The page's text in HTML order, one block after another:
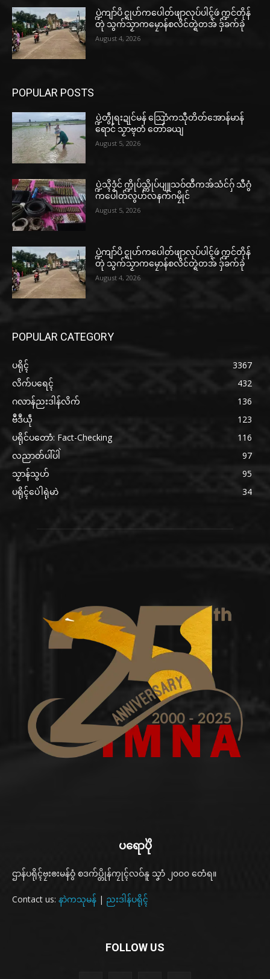
ပ္ဍဲကျာ်ပိ င္ရုဟ်ကပေါတ်ဖျာလုပ်ပါၚ်ဖဴ က္ဍင်တိုန်
တုဲ သွက်သၟာကမၠောန်စလိင်တ္ရဲတအ် ဒှ်ခက်ခုဲ
August 4, 2026
POPULAR POSTS
ပ္ဍဲတွဵုရးဍုင်မန် သြောံကသီုတိတ်အောန်မာန်
ရောင် သၟာဗ္ၚတံ တော်ခယျ
August 5, 2026
ပ္ဍဲသ္ၚိဒၟံင် က္ဍိုပ်သ္ကိုပ်ပျူသဝ်ထဳကအ်သံင်ဂှ် သီဂွံ
ကပေါတ်လွဟ်လနက်ဂမၠိုင်
August 5, 2026
ပ္ဍဲကျာ်ပိ င္ရုဟ်ကပေါတ်ဖျာလုပ်ပါၚ်ဖဴ က္ဍင်တိုန်
တုဲ သွက်သၟာကမၠောန်စလိင်တ္ရဲတအ် ဒှ်ခက်ခုဲ
August 4, 2026
POPULAR CATEGORY
ပရိုၚ်
3367
လိက်ပရေၚ်
432
ဂလာန်ညးဒါန်လိက်
136
ဗဳဒဳယဵု
123
ပရိုင်ပတောံ: Fact-Checking
116
လညာတ်ပါ်ပါဲ
97
သၟာန်သွဟ်
95
ပရိုၚ်ပေဲါရုဲမာဲ
34
ပရောပိုဲ
ဌာန်ပရိုၚ်ဗၠးၜးမန်ဝွံ စဒက်ပ္တိုန်ကၠုၚ်လဝ်နူ သၞာံ ၂၀၀၀ တေံရ။
Contact us: နာဲကသုမန် | ညးဒါန်ပရိုၚ်
FOLLOW US